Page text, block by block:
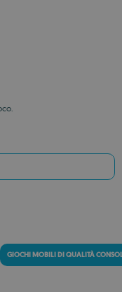
GIOCHI MOBILI DI QUALITÀ